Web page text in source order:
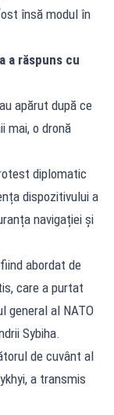
însă modul în
a răspuns cu
apărut după ce
mai, o dronă
diplomatic
dispozitivului a
navigației și
abordat de
care a purtat
general al NATO
Sybiha.
de cuvânt al
a transmis